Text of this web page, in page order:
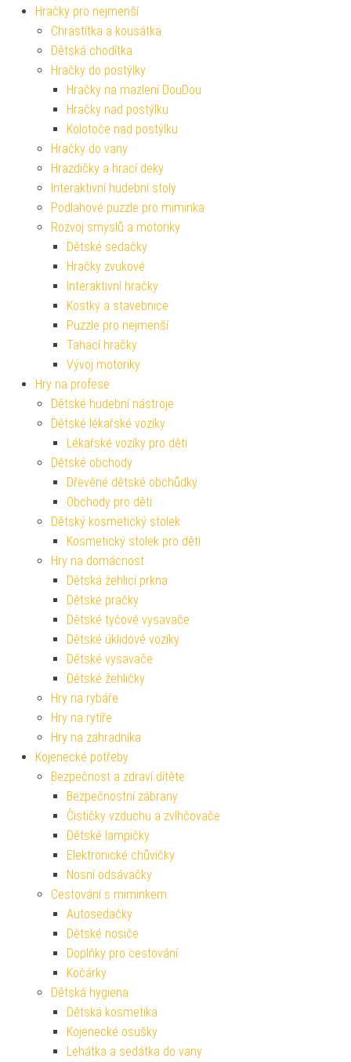
Hračky pro nejmenší
Chrastítka a kousátka
Dětská chodítka
Hračky do postýlky
Hračky na mazlení DouDou
Hračky nad postýlku
Kolotoče nad postýlku
Hračky do vany
Hrazdičky a hrací deky
Interaktivní hudební stoly
Podlahové puzzle pro miminka
Rozvoj smyslů a motoriky
Dětské sedačky
Hračky zvukové
Interaktivní hračky
Kostky a stavebnice
Puzzle pro nejmenší
Tahací hračky
Vývoj motoriky
Hry na profese
Dětské hudební nástroje
Dětské lékařské vozíky
Lékařské vozíky pro děti
Dětské obchody
Dřevěné dětské obchůdky
Obchody pro děti
Dětský kosmetický stolek
Kosmetický stolek pro děti
Hry na domácnost
Dětská žehlicí prkna
Dětské pračky
Dětské tyčové vysavače
Dětské úklidové vozíky
Dětské vysavače
Dětské žehličky
Hry na rybáře
Hry na rytíře
Hry na zahradníka
Kojenecké potřeby
Bezpečnost a zdraví dítěte
Bezpečnostní zábrany
Čističky vzduchu a zvlhčovače
Dětské lampičky
Elektronické chůvičky
Nosní odsávačky
Cestování s miminkem
Autosedačky
Dětské nosiče
Doplňky pro cestování
Kočárky
Dětská hygiena
Dětská kosmetika
Kojenecké osušky
Lehátka a sedátka do vany